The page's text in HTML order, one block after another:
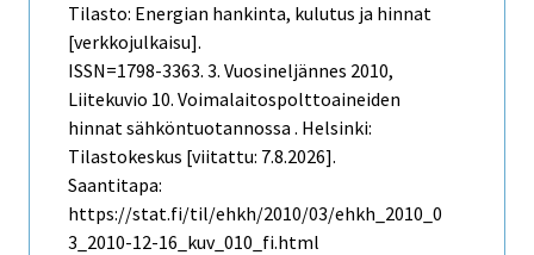
Tilasto: Energian hankinta, kulutus ja hinnat
[verkkojulkaisu].
ISSN=1798-3363. 3. Vuosineljännes 2010,
Liitekuvio 10. Voimalaitospolttoaineiden
hinnat sähköntuotannossa . Helsinki:
Tilastokeskus [viitattu: 7.8.2026].
Saantitapa:
https://stat.fi/til/ehkh/2010/03/ehkh_2010_0
3_2010-12-16_kuv_010_fi.html